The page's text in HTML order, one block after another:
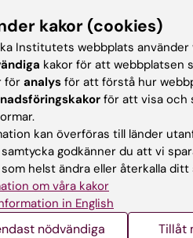
Kicki Ryman
Samordnare
Sofia Skyttner
Erik Stenholm
Handläggare
kakor (cookies)
Institutets webbplats
kakor för att webbplatsen
föranalys för att förstå hur
för att visa och
kan överföras till länder
godkänner du att vi
som helst ändra eller återkalla
om våra kakor
in English
nödvändiga Tillåt